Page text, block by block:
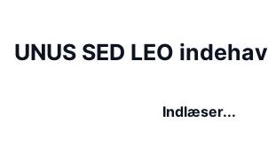
UNUS SED LEO
Indlæser...